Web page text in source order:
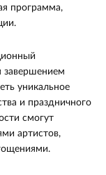
программа,
завершением
уникальное
и праздничного
смогут
артистов,